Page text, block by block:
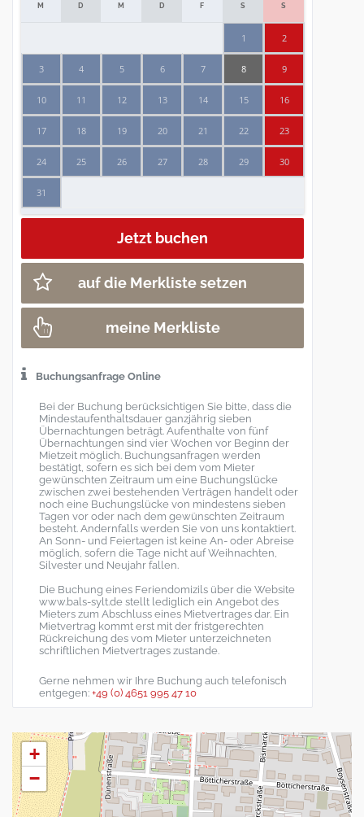
M D M D F S S
1 2
3 4 5 6 7 8 9
10 11 12 13 14 15 16
17 18 19 20 21 22 23
24 25 26 27 28 29 30
31
auf die Merkliste setzen
meine Merkliste
Buchungsanfrage Online
Bei der Buchung berücksichtigen Sie bitte, dass die
Mindestaufenthaltsdauer ganzjährig sieben
Übernachtungen beträgt. Aufenthalte von fünf
Übernachtungen sind vier Wochen vor Beginn der
Mietzeit möglich. Buchungsanfragen werden
bestätigt, sofern es sich bei dem vom Mieter
gewünschten Zeitraum um eine Buchungslücke
zwischen zwei bestehenden Verträgen handelt oder
noch eine Buchungslücke von mindestens sieben
Tagen vor oder nach dem gewünschten Zeitraum
besteht. Andernfalls werden Sie von uns kontaktiert.
An Sonn- und Feiertagen ist keine An- oder Abreise
möglich, sofern die Tage nicht auf Weihnachten,
Silvester und Neujahr fallen.
Die Buchung eines Feriendomizils über die Website
www.bals-sylt.de stellt lediglich ein Angebot des
Mieters zum Abschluss eines Mietvertrages dar. Ein
Mietvertrag kommt erst mit der fristgerechten
Rückreichung des vom Mieter unterzeichneten
schriftlichen Mietvertrages zustande.
Gerne nehmen wir Ihre Buchung auch telefonisch
entgegen: +49 (0) 4651 995 47 10
+
−